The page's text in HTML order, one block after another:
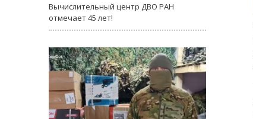
Вычислительный центр ДВО РАН
отмечает 45 лет!